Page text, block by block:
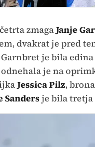
zmagaJanje
dvakrat je pred
Garnbret je bila
je na
Jessica Pilz,
Sandersje bila tretja